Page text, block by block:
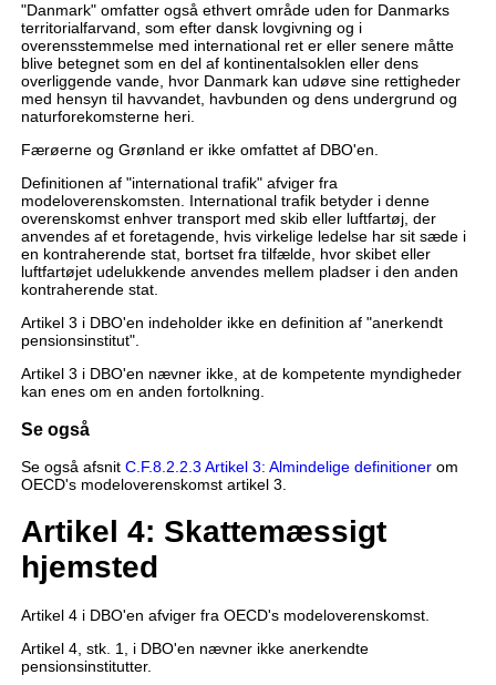
"Danmark" omfatter også ethvert område uden for Danmarks
territorialfarvand, som efter dansk lovgivning og i
overensstemmelse med international ret er eller senere måtte
blive betegnet som en del af kontinentalsoklen eller dens
overliggende vande, hvor Danmark kan udøve sine rettigheder
med hensyn til havvandet, havbunden og dens undergrund og
naturforekomsterne heri.
Færøerne og Grønland er ikke omfattet af DBO'en.
Definitionen af "international trafik" afviger fra
modeloverenskomsten. International trafik betyder i denne
overenskomst enhver transport med skib eller luftfartøj, der
anvendes af et foretagende, hvis virkelige ledelse har sit sæde i
en kontraherende stat, bortset fra tilfælde, hvor skibet eller
luftfartøjet udelukkende anvendes mellem pladser i den anden
kontraherende stat.
Artikel 3 i DBO'en indeholder ikke en definition af "anerkendt
pensionsinstitut".
Artikel 3 i DBO'en nævner ikke, at de kompetente myndigheder
kan enes om en anden fortolkning.
Se også
Se også afsnit C.F.8.2.2.3 Artikel 3: Almindelige definitionerom
OECD's modeloverenskomst artikel 3.
Artikel 4: Skattemæssigt
hjemsted
Artikel 4 i DBO'en afviger fra OECD's modeloverenskomst.
Artikel 4, stk. 1, i DBO'en nævner ikke anerkendte
pensionsinstitutter.